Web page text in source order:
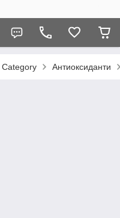
Category Антиоксиданти